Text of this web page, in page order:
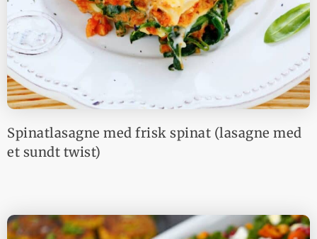
Spinatlasagne med frisk spinat (lasagne med
et sundt twist)